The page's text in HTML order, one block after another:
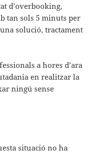
d’overbooking,
tan sols 5 minuts per
solució, tractament
a hores d’ara
en realitzar la
ningú sense
situació no ha